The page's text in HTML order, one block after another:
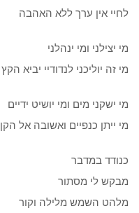
לחיי אין ערך ללא האהבה
מי יצילני ומי ינהלני
מי זה יוליכני לנדודיי יביא הקץ
מי ישקני מים ומי יושיט ידיים
מי ייתן כנפיים ואשובה אל הקן
כנודד במדבר
מבקש לי מסתור
מלהט השמש מלילה וקור